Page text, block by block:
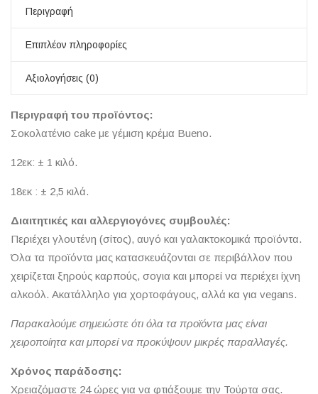
Περιγραφή
Επιπλέον πληροφορίες
Αξιολογήσεις (0)
Περιγραφή του προϊόντος:
Σοκολατένιο cake με γέμιση κρέμα Bueno.
12εκ: ± 1 κιλό.
18εκ : ± 2,5 κιλά.
Διαιτητικές και αλλεργιογόνες συμβουλές:
Περιέχει γλουτένη (σίτος), αυγό και γαλακτοκομικά προϊόντα.
Όλα τα προϊόντα μας κατασκευάζονται σε περιβάλλον που
χειρίζεται ξηρούς καρπούς, σογια και μπορεί να περιέχει ίχνη
αλκοόλ. Ακατάλληλο για χορτοφάγους, αλλά κα για vegans.
Παρακαλούμε σημειώστε ότι όλα τα προϊόντα μας είναι
χειροποίητα και μπορεί να προκύψουν μικρές παραλλαγές.
Χρόνος παράδοσης:
Χρειαζόμαστε 24 ώρες για να φτιάξουμε την Τούρτα σας.